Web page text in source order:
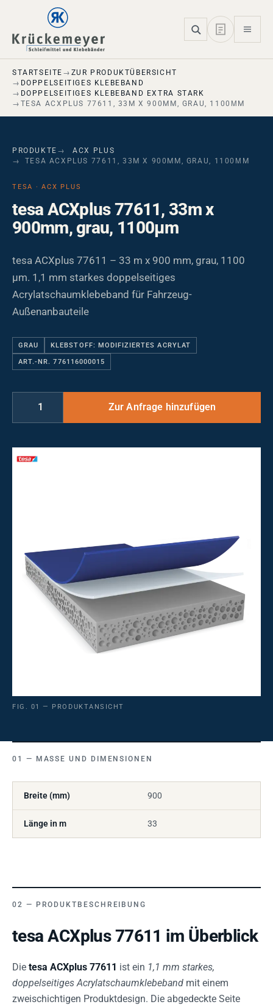
Skip to main navigation
Skip to main content
Skip to page footer
STARTSEITE
ZUR PRODUKTÜBERSICHT
DOPPELSEITIGES KLEBEBAND
DOPPELSEITIGES KLEBEBAND EXTRA STARK
TESA ACXPLUS 77611, 33M X 900MM, GRAU, 1100ΜM
PRODUKTE
ACX PLUS
TESA ACXPLUS 77611, 33M X 900MM, GRAU, 1100ΜM
TESA · ACX PLUS
tesa ACXplus 77611, 33m x
900mm, grau, 1100µm
tesa ACXplus 77611 – 33 m x 900 mm, grau, 1100
µm. 1,1 mm starkes doppelseitiges
Acrylatschaumklebeband für Fahrzeug-
Außenanbauteile
GRAU KLEBSTOFF: MODIFIZIERTES ACRYLAT
ART.-NR. 776116000015
FIG. 01 — PRODUKTANSICHT
MASSE UND DIMENSIONEN
Breite (mm) 900
Länge in m 33
PRODUKTBESCHREIBUNG
tesa ACXplus 77611 im Überblick
Die tesa ACXplus 77611 ist ein 1,1 mm starkes,
doppelseitiges Acrylatschaumklebeband mit einem
zweischichtigen Produktdesign. Die abgedeckte Seite